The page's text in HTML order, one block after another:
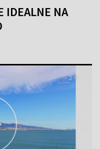
IDEALNE NA